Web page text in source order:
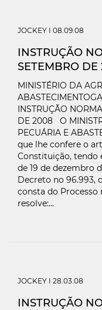
JOCKEY I 08.09.08
INSTRUÇÃO
SETEMBRO
MINISTÉRIO DA
INSTRUÇÃO
DE 2008 O
PECUÁRIA E
que lhe confere o
Constituição, tendo
de 19 de dezembro
Decreto no 96.993,
consta do Processo
resolve:...
JOCKEY I 28.03.08
INSTRUÇÃO